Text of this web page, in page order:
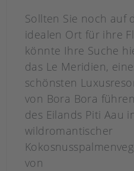
Sollten Sie noch auf
idealen Ort für ihre
könnte Ihre Suche
das Le Meridien,
schönsten
von Bora Bora
des Eilands Piti Aau
wildromantischer
von